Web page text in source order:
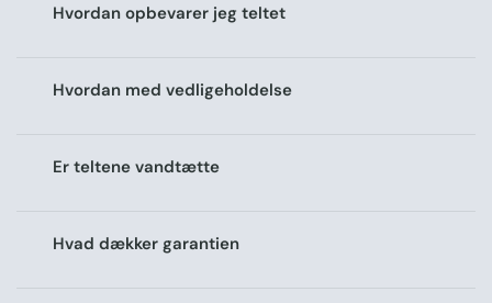
Hvordan opbevarer jeg teltet
Hvordan med vedligeholdelse
Er teltene vandtætte
Hvad dækker garantien